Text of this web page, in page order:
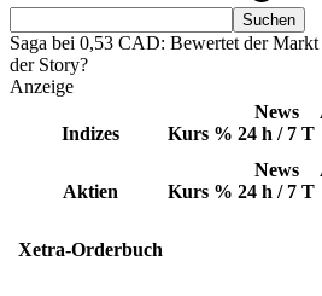
Saga bei 0,53 CAD: Bewertet der
der Story?
Anzeige
Indizes Kurs %
News
24 h / 7 T
Aktien Kurs %
News
24 h / 7 T
Xetra-Orderbuch